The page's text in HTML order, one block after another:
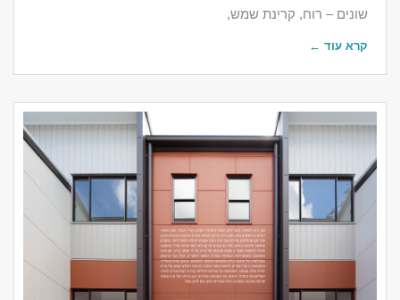
שונים – רוח, קרינת שמש,
קרא עוד ←